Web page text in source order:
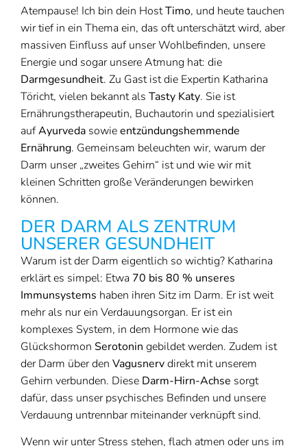
Atempause! Ich bin dein HostTimo, und heute tauchen
wir tief in ein Thema ein, das oft unterschätzt wird, aber
massiven Einfluss auf unser Wohlbefinden, unsere
Energie und sogar unsere Atmung hat: die
Darmgesundheit. Zu Gast ist die Expertin Katharina
Töricht, vielen bekannt als Tasty Katy. Sie ist
Ernährungstherapeutin, Buchautorin und spezialisiert
aufAyurveda sowieentzündungshemmende
Ernährung. Gemeinsam beleuchten wir, warum der
Darm unser „zweites Gehirn“ ist und wie wir mit
kleinen Schritten große Veränderungen bewirken
können.
DER DARM ALS ZENTRUM
UNSERER GESUNDHEIT
Warum ist der Darm eigentlich so wichtig? Katharina
erklärt es simpel: Etwa 70 bis 80 % unseres
Immunsystems haben ihren Sitz im Darm. Er ist weit
mehr als nur ein Verdauungsorgan. Er ist ein
komplexes System, in dem Hormone wie das
Glückshormon Serotonin gebildet werden. Zudem ist
der Darm über den Vagusnervdirekt mit unserem
Gehirn verbunden. Diese Darm-Hirn-Achse sorgt
dafür, dass unser psychisches Befinden und unsere
Verdauung untrennbar miteinander verknüpft sind.
Wenn wir unter Stress stehen, flach atmen oder uns im